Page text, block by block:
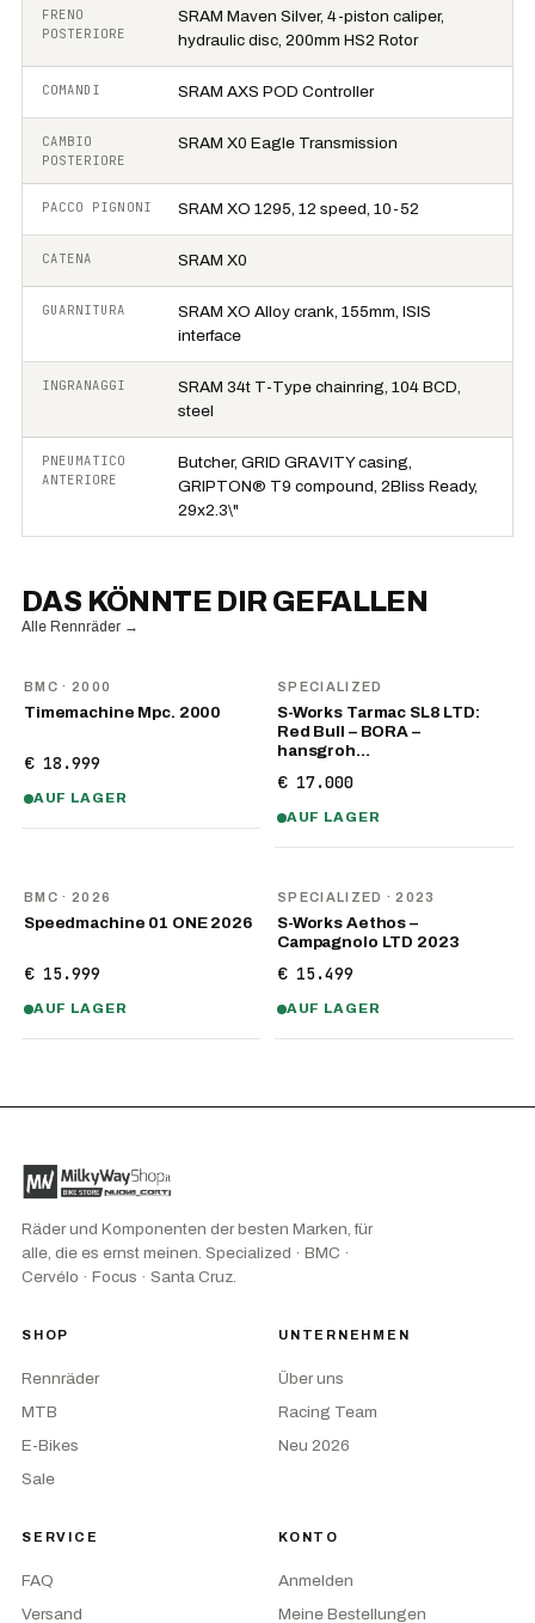
FRENO
POSTERIORE
SRAM Maven Silver, 4-piston caliper,
hydraulic disc, 200mm HS2 Rotor
COMANDI SRAM AXS POD Controller
CAMBIO
POSTERIORE
SRAM X0 Eagle Transmission
PACCO PIGNONI SRAM XO 1295, 12 speed, 10-52
CATENA SRAM X0
GUARNITURA
SRAM XO Alloy crank, 155mm, ISIS
interface
INGRANAGGI
SRAM 34t T-Type chainring, 104 BCD,
steel
PNEUMATICO
ANTERIORE
Butcher, GRID GRAVITY casing,
GRIPTON® T9 compound, 2Bliss Ready,
29x2.3\"
DAS KÖNNTE DIR GEFALLEN
Alle Rennräder →
BMC · 2000
Timemachine Mpc. 2000
€ 18.999
AUF LAGER
SPECIALIZED
S-Works Tarmac SL8 LTD:
Red Bull – BORA –
hansgroh…
€ 17.000
AUF LAGER
BMC · 2026
Speedmachine 01 ONE 2026
€ 15.999
AUF LAGER
SPECIALIZED · 2023
S-Works Aethos –
Campagnolo LTD 2023
€ 15.499
AUF LAGER
Räder und Komponenten der besten Marken, für
alle, die es ernst meinen. Specialized · BMC ·
Cervélo · Focus · Santa Cruz.
SHOP
Rennräder
MTB
E-Bikes
Sale
UNTERNEHMEN
Über uns
Racing Team
Neu 2026
SERVICE
FAQ
Versand
KONTO
Anmelden
Meine Bestellungen